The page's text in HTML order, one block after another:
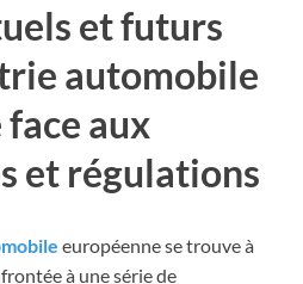
et futurs
automobile
aux
et régulations
européenne se trouve à
à une série de